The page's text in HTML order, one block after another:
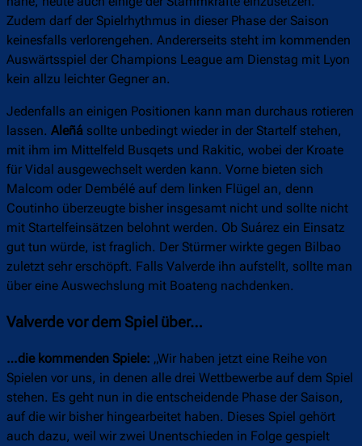
Zudem darf der Spielrhythmus in dieser Phase der Saison
keinesfalls verlorengehen. Andererseits steht im kommenden
Auswärtsspiel der Champions League am Dienstag mit Lyon
kein allzu leichter Gegner an.
Jedenfalls an einigen Positionen kann man durchaus rotieren
lassen. Aleñá sollte unbedingt wieder in der Startelf stehen,
mit ihm im Mittelfeld Busqets und Rakitic, wobei der Kroate
für Vidal ausgewechselt werden kann. Vorne bieten sich
Malcom oder Dembélé auf dem linken Flügel an, denn
Coutinho überzeugte bisher insgesamt nicht und sollte nicht
mit Startelfeinsätzen belohnt werden. Ob Suárez ein Einsatz
gut tun würde, ist fraglich. Der Stürmer wirkte gegen Bilbao
zuletzt sehr erschöpft. Falls Valverde ihn aufstellt, sollte man
über eine Auswechslung mit Boateng nachdenken.
Valverde vor dem Spiel über…
…die kommenden Spiele: „Wir haben jetzt eine Reihe von
Spielen vor uns, in denen alle drei Wettbewerbe auf dem Spiel
stehen. Es geht nun in die entscheidende Phase der Saison,
auf die wir bisher hingearbeitet haben. Dieses Spiel gehört
auch dazu, weil wir zwei Unentschieden in Folge gespielt